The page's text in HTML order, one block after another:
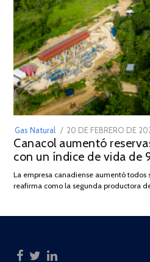
Gas Natural
POSTED
ON
20 DE FEBRERO DE
Canacol aumentó
con un índice de vida de
La empresa canadiense aumentó todos
reafirma como la segunda productora